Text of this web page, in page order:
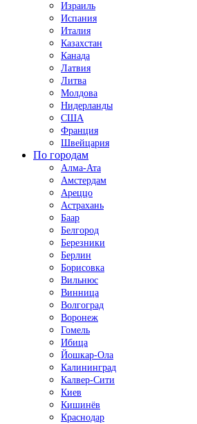
Израиль
Испания
Италия
Казахстан
Канада
Латвия
Литва
Молдова
Нидерланды
США
Франция
Швейцария
По городам
Алма-Ата
Амстердам
Ареццо
Астрахань
Баар
Белгород
Березники
Берлин
Борисовка
Вильнюс
Винница
Волгоград
Воронеж
Гомель
Ибица
Йошкар-Ола
Калининград
Калвер-Сити
Киев
Кишинёв
Краснодар